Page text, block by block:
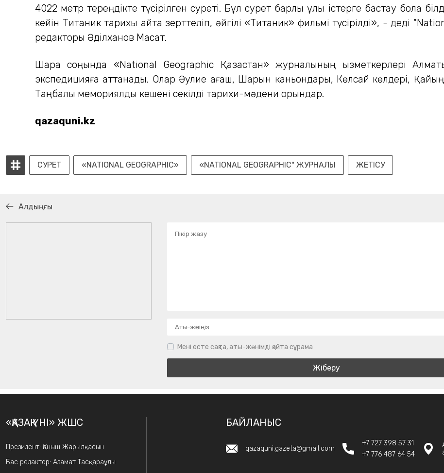
4022 метр тереңдікте түсірілген суреті. Бұл сурет барлық ұлы істерге бастау бола
кейін Титаник тарихы қайта зерттеліп, әйгілі «Титаник» фильмі түсірілді», - деді
редакторы Әділханов Мақсат.
Шара соңында «National Geographic Қазақстан» журналының қызметкерлері
экспедицияға аттанады. Олар Әулие ағаш, Шарын каньондары, Көлсай көлдері,
Таңбалы мемориялдық кешені секілді тарихи-мәдени орындар.
qazaquni.kz
СУРЕТ «NATIONAL GEOGRAPHIC» «NATIONAL GEOGRAPHIC" ЖУРНАЛЫ ЖЕТІСУ
Алдыңғы
Мені есте сақта, аты-жөнімді қайта сұрама
«ҚАЗАҚ ҮНІ» ЖШС
Президент: Қаныш Жарылқасын
Бас редактор: Азамат Тасқараұлы
БАЙЛАНЫС
qazaquni.gazeta@gmail.com
+7 727 398 57 31
+7 776 487 64 54